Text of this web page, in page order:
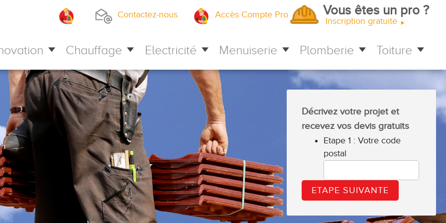
Contactez-nous Accès Compte Pro Vous êtes un pro ?
Inscription gratuite
Chauffage Electricité Menuiserie Plomberie Toiture
Décrivez votre projet et
recevez vos devis gratuits
Etape 1 : Votre code
postal